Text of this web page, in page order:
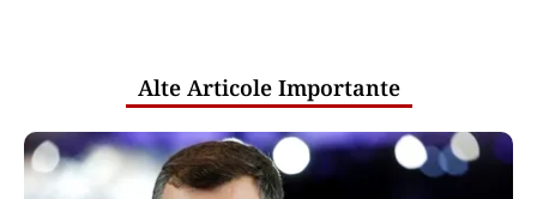
Alte Articole Importante